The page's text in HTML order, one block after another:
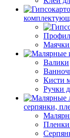
Валики
Кисти
Ручки
серпянки,